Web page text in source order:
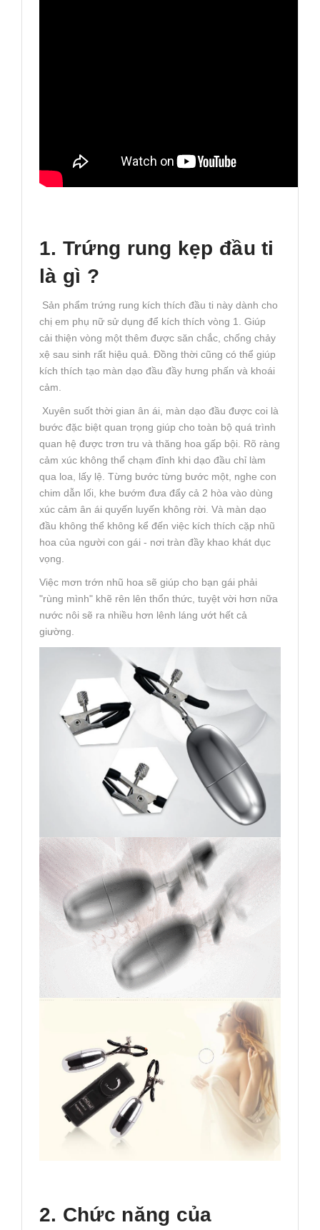
1. Trứng rung kẹp đầu ti
là gì ?
Sản phẩm trứng rung kích thích đầu ti này dành cho
chị em phụ nữ sử dụng để kích thích vòng 1. Giúp
cải thiện vòng một thêm được săn chắc, chống chảy
xệ sau sinh rất hiệu quả. Đồng thời cũng có thể giúp
kích thích tạo màn dạo đầu đầy hưng phấn và khoái
cảm.
Xuyên suốt thời gian ân ái, màn dạo đầu được coi là
bước đặc biệt quan trọng giúp cho toàn bộ quá trình
quan hệ được trơn tru và thăng hoa gấp bội. Rõ ràng
cảm xúc không thể chạm đỉnh khi dạo đầu chỉ làm
qua loa, lấy lệ. Từng bước từng bước một, nghe con
chim dẫn lối, khe bướm đưa đẩy cả 2 hòa vào dùng
xúc cảm ân ái quyến luyến không rời. Và màn dạo
đầu không thể không kể đến việc kích thích cặp nhũ
hoa của người con gái - nơi tràn đầy khao khát dục
vọng.
Việc mơn trớn nhũ hoa sẽ giúp cho bạn gái phải
"rùng mình" khẽ rên lên thổn thức, tuyệt vời hơn nữa
nước nôi sẽ ra nhiều hơn lênh láng ướt hết cả
giường.
2. Chức năng của